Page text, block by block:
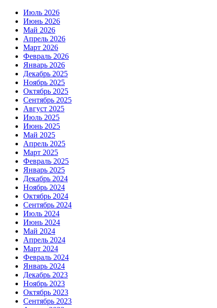
Июль 2026
Июнь 2026
Май 2026
Апрель 2026
Март 2026
Февраль 2026
Январь 2026
Декабрь 2025
Ноябрь 2025
Октябрь 2025
Сентябрь 2025
Август 2025
Июль 2025
Июнь 2025
Май 2025
Апрель 2025
Март 2025
Февраль 2025
Январь 2025
Декабрь 2024
Ноябрь 2024
Октябрь 2024
Сентябрь 2024
Июль 2024
Июнь 2024
Май 2024
Апрель 2024
Март 2024
Февраль 2024
Январь 2024
Декабрь 2023
Ноябрь 2023
Октябрь 2023
Сентябрь 2023